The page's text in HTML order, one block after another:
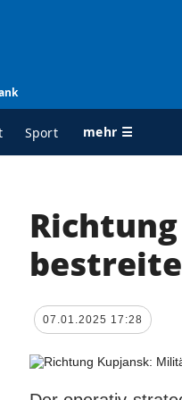
Sport mehr ☰
der
07.01.2025 17:28